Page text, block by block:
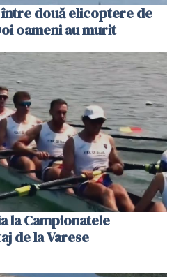
între două elicoptere de
oameni au murit
la Campionatele
de la Varese